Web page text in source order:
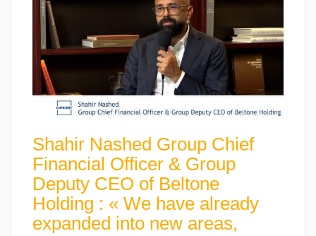
Shahir Nashed Group Chief
Financial Officer & Group
Deputy CEO of Beltone
Holding : « We have already
expanded into new areas,